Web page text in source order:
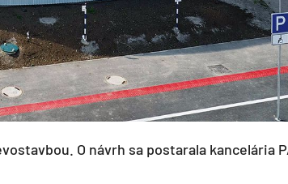
O návrh sa postarala kancelária